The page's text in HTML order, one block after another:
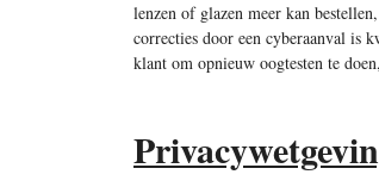
lenzen of glazen meer kan
correcties door een cyberaanval is
klant om opnieuw oogtesten te